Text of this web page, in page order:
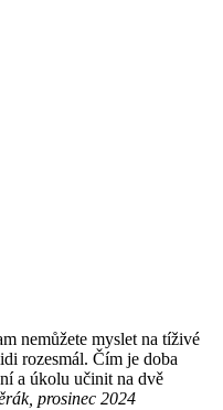
nemůžete myslet na tíživé
rozesmál. Čím je doba
a úkolu učinit na dvě
prosinec 2024